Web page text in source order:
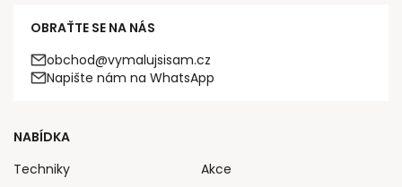
OBRAŤTE SE NA NÁS
obchod@vymalujsisam.cz
Napište nám na WhatsApp
NABÍDKA
Techniky
Akce